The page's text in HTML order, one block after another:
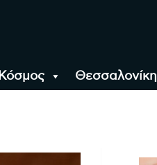
Κόσμος Θεσσαλονίκη